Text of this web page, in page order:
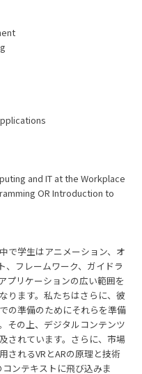
and IT at the Workplace
OR Introduction to
で学生はアニメーション、オ
、フレームワーク、ガイドラ
プリケーションの広い範囲を
ります。私たちはさらに、彼
の準備のためにそれらを準備
その上、デジタルコンテンツ
されています。さらに、市場
されるVRとARの原理と技術
ンテキストに飛び込みま